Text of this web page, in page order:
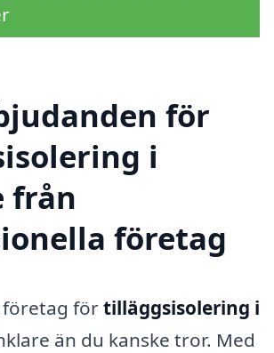
för
i
från
företag
förtilläggsisolering i
än du kanske tror. Med